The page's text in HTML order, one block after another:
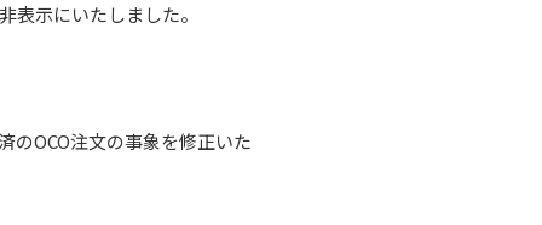
示にいたしました。
OCO注文の事象を修正いた